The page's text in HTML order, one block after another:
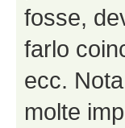
fosse,
farlo
ecc.
molte